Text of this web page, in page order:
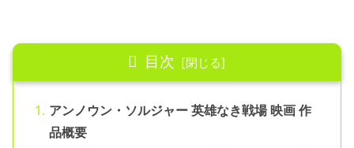
目次
アンノウン・ソルジャー 英雄なき戦場 映画 作
品概要